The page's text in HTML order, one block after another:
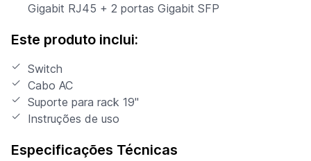
Gigabit RJ45 + 2 portas Gigabit SFP
Este produto inclui:
Switch
Cabo AC
Suporte para rack 19"
Instruções de uso
Especificações Técnicas